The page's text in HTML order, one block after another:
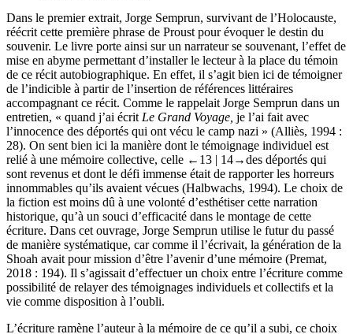
Dans le premier extrait, Jorge Semprun, survivant de l’Holocauste,
réécrit cette première phrase de Proust pour évoquer le destin du
souvenir. Le livre porte ainsi sur un narrateur se souvenant, l’effet de
mise en abyme permettant d’installer le lecteur à la place du témoin
de ce récit autobiographique. En effet, il s’agit bien ici de témoigner
de l’indicible à partir de l’insertion de références littéraires
accompagnant ce récit. Comme le rappelait Jorge Semprun dans un
entretien, « quand j’ai écritLe Grand Voyage,je l’ai fait avec
l’innocence des déportés qui ont vécu le camp nazi » (Alliès, 1994 :
28). On sent bien ici la manière dont le témoignage individuel est
relié à une mémoire collective, celle ←13 | 14→des déportés qui
sont revenus et dont le défi immense était de rapporter les horreurs
innommables qu’ils avaient vécues (Halbwachs, 1994). Le choix de
la fiction est moins dû à une volonté d’esthétiser cette narration
historique, qu’à un souci d’efficacité dans le montage de cette
écriture. Dans cet ouvrage, Jorge Semprun utilise le futur du passé
de manière systématique, car comme il l’écrivait, la génération de la
Shoah avait pour mission d’être l’avenir d’une mémoire (Premat,
2018 : 194). Il s’agissait d’effectuer un choix entre l’écriture comme
possibilité de relayer des témoignages individuels et collectifs et la